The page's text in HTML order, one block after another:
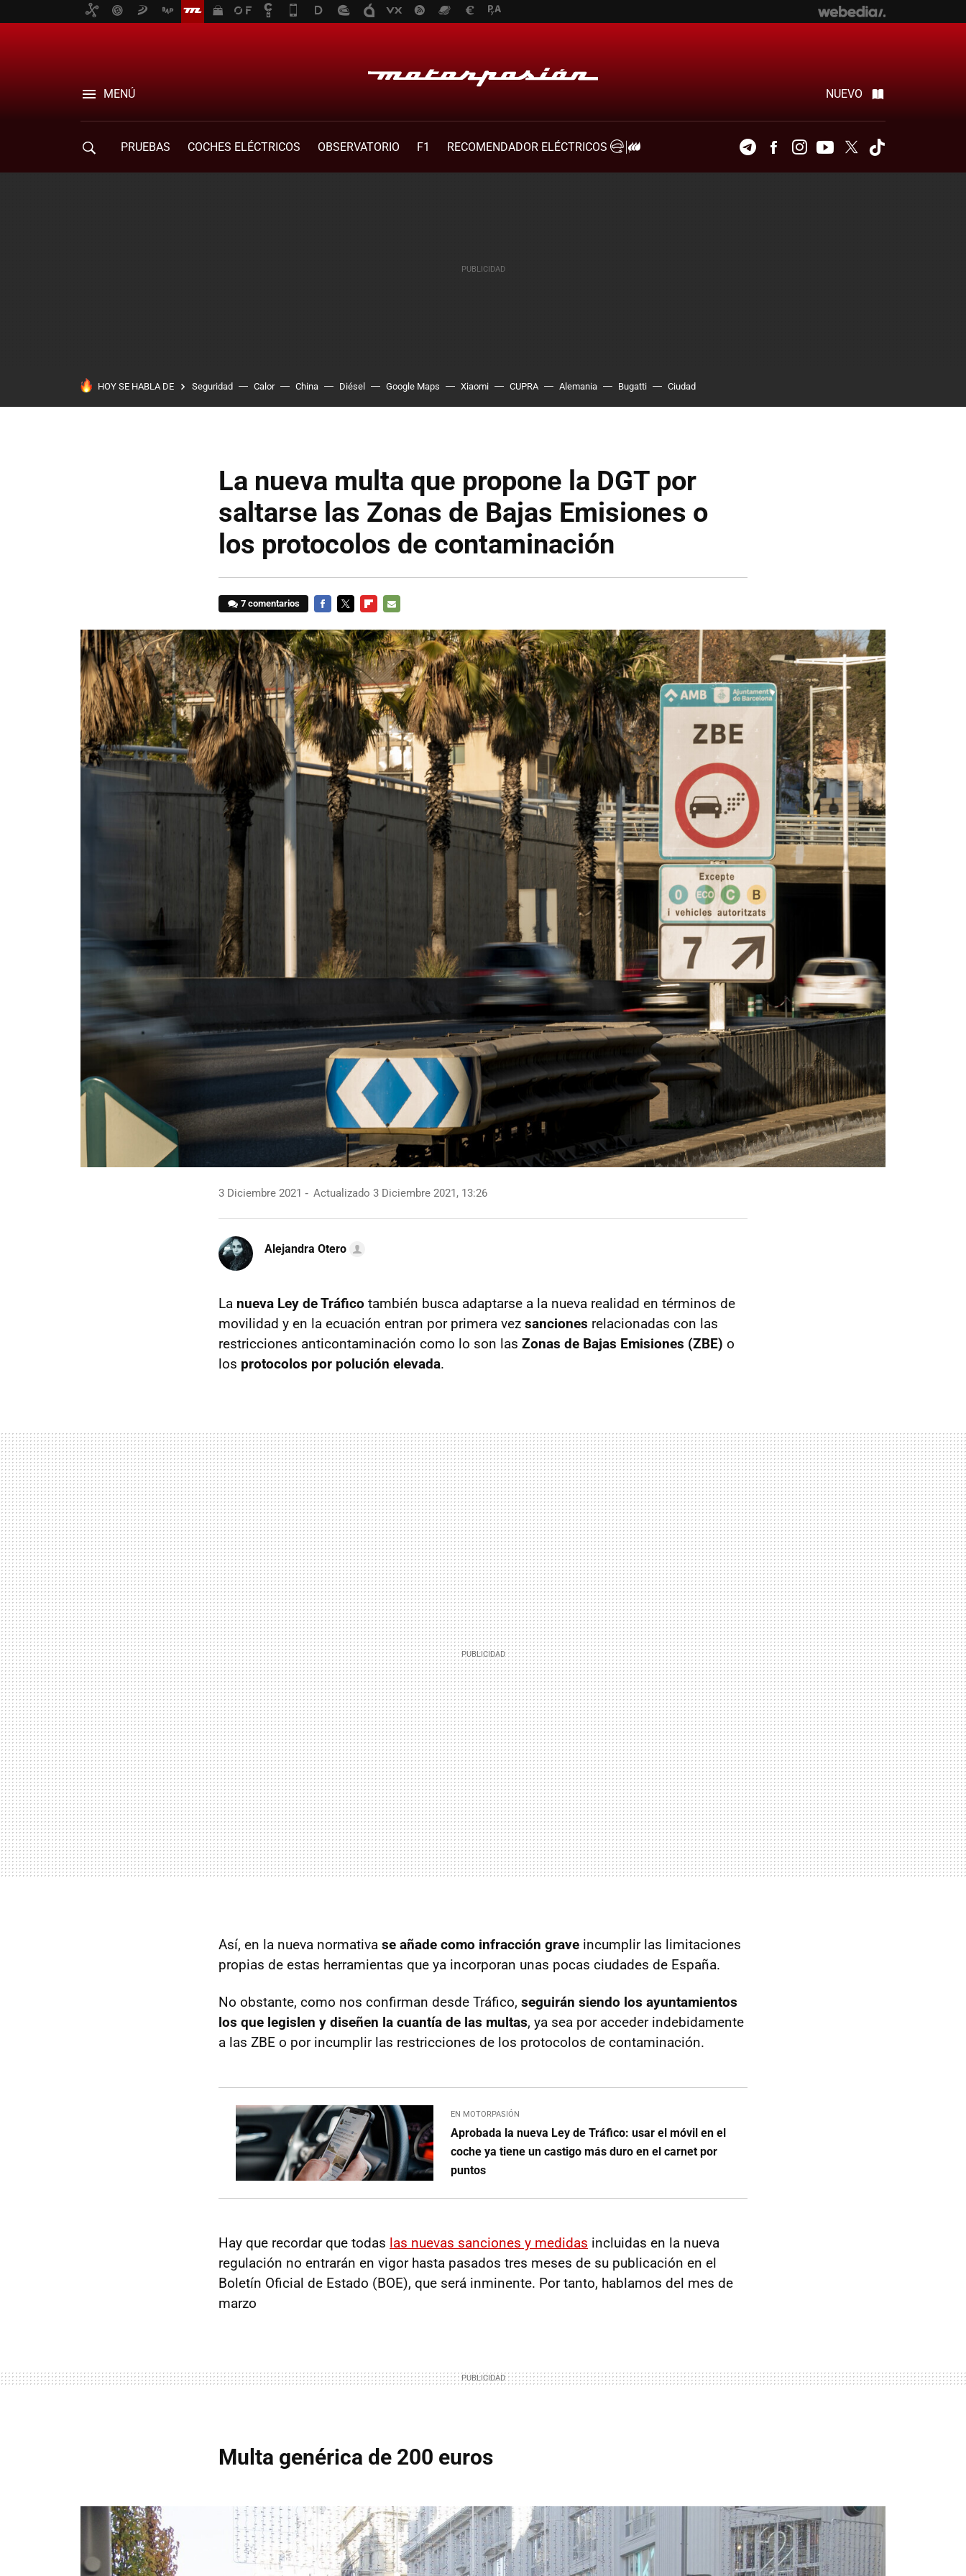
MENÚ NUEVO
PRUEBAS COCHES ELÉCTRICOS OBSERVATORIO F1
RECOMENDADOR ELÉCTRICOS
TelegramFacebookInstagramYoutubeTwitter
HOY SE HABLA DE Seguridad Calor China Diésel Google Maps Xiaomi CUPRA Alemania Bugatti Ciudad
La nueva multa que propone la DGT por
saltarse las Zonas de Bajas Emisiones o
los protocolos de contaminación
7 comentarios
MAIL
3 Diciembre 2021 Actualizado 3 Diciembre 2021, 13:26
Alejandra Otero
La nueva Ley de Tráfico también busca adaptarse a la nueva realidad en términos de
movilidad y en la ecuación entran por primera vez sanciones relacionadas con las
restricciones anticontaminación como lo son las Zonas de Bajas Emisiones (ZBE) o
los protocolos por polución elevada.
Así, en la nueva normativa se añade como infracción grave incumplir las limitaciones
propias de estas herramientas que ya incorporan unas pocas ciudades de España.
No obstante, como nos confirman desde Tráfico, seguirán siendo los ayuntamientos
los que legislen y diseñen la cuantía de las multas, ya sea por acceder indebidamente
a las ZBE o por incumplir las restricciones de los protocolos de contaminación.
EN MOTORPASIÓN
Aprobada la nueva Ley de Tráfico: usar el móvil en el
coche ya tiene un castigo más duro en el carnet por
puntos
Hay que recordar que todas las nuevas sanciones y medidas incluidas en la nueva
regulación no entrarán en vigor hasta pasados tres meses de su publicación en el
Boletín Oficial de Estado (BOE), que será inminente. Por tanto, hablamos del mes de
marzo
Multa genérica de 200 euros